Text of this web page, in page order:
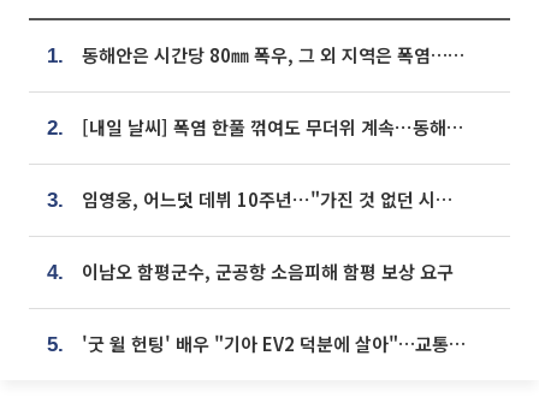
1. 동해안은 시간당 80㎜ 폭우, 그 외 지역은 폭염…‘극과 극 날씨’
2. [내일 날씨] 폭염 한풀 꺾여도 무더위 계속⋯동해안 이틀 연속 비
3. 임영웅, 어느덧 데뷔 10주년⋯"가진 것 없던 시절, 내 앞엔 20명의 팬뿐"
4. 이남오 함평군수, 군공항 소음피해 함평 보상 요구
5. '굿 윌 헌팅' 배우 "기아 EV2 덕분에 살아"…교통사고 후 안전성 극찬